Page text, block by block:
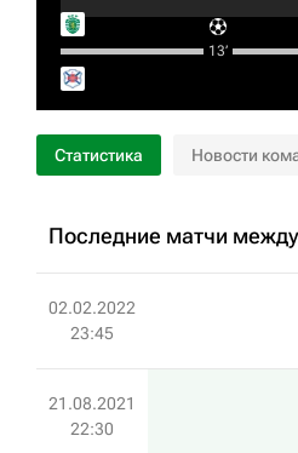
13‎’‎
Статистика Новости
Последние матчи
02.02.2022
23:45
21.08.2021
22:30